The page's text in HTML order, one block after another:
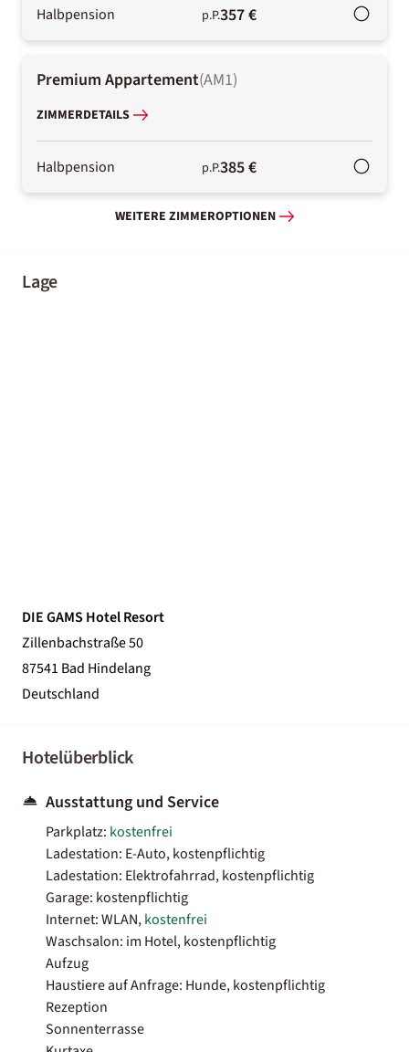
Halbpension p.P.357 €
Premium Appartement(AM1)
ZIMMERDETAILS
Halbpension p.P.385 €
WEITERE ZIMMEROPTIONEN
Lage
DIE GAMS Hotel Resort
Zillenbachstraße 50
87541 Bad Hindelang
Deutschland
Hotelüberblick
Ausstattung und Service
Parkplatz: kostenfrei
Ladestation: E-Auto, kostenpflichtig
Ladestation: Elektrofahrrad, kostenpflichtig
Garage: kostenpflichtig
Internet: WLAN,kostenfrei
Waschsalon: im Hotel, kostenpflichtig
Aufzug
Haustiere auf Anfrage: Hunde, kostenpflichtig
Rezeption
Sonnenterrasse